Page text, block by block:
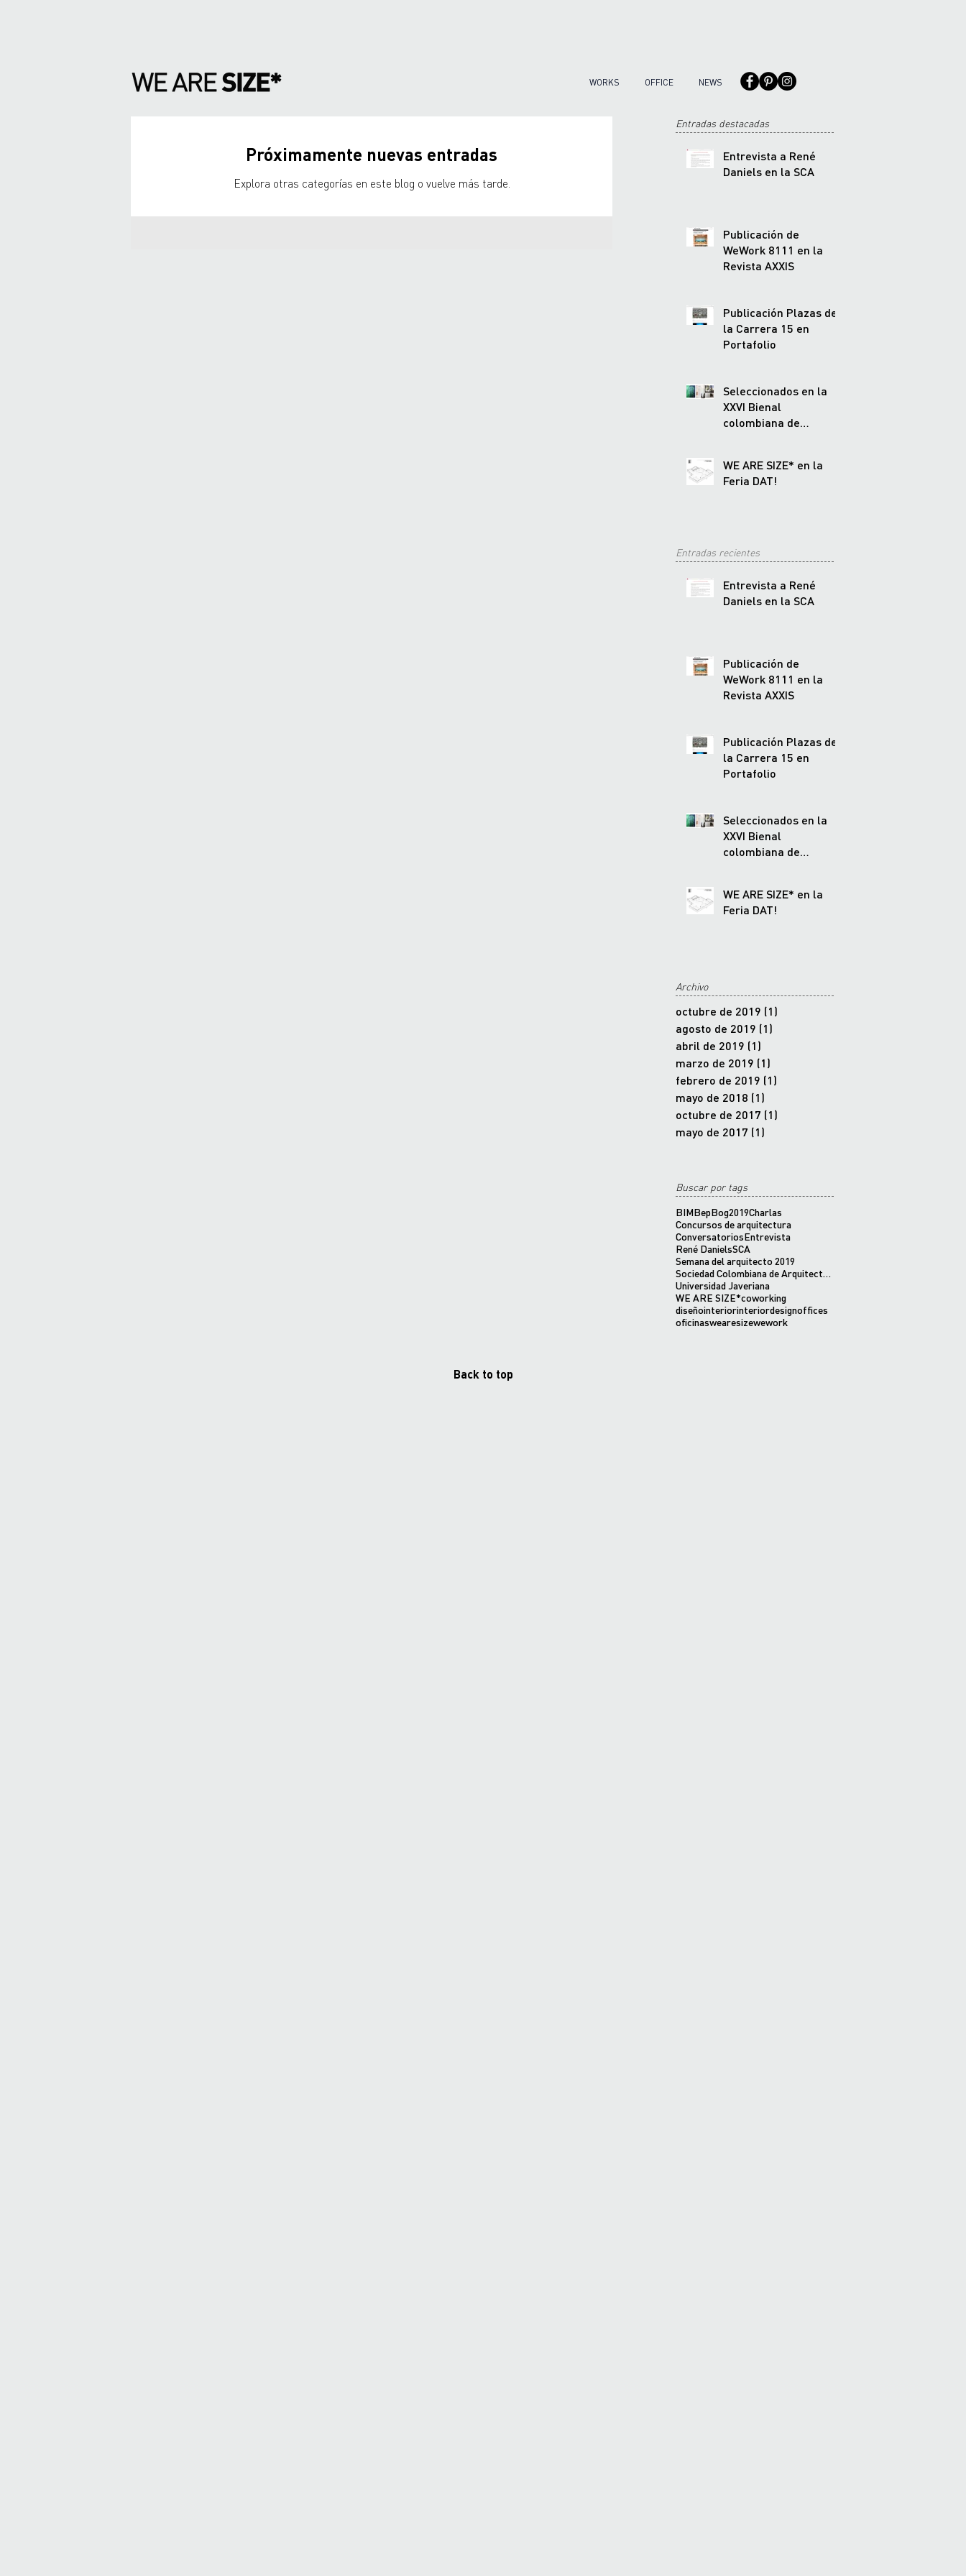
Próximamente nuevas entradas
Explora otras categorías en este blog o vuelve más tarde.
Entradas destacadas
Entrevista a René
Daniels en la SCA
Publicación de
WeWork 8111 en la
Revista AXXIS
Publicación Plazas de
la Carrera 15 en
Portafolio
Seleccionados en la
XXVI Bienal
colombiana de
WE ARE SIZE* en la
Feria DAT!
Entradas recientes
Entrevista a René
Daniels en la SCA
Publicación de
WeWork 8111 en la
Revista AXXIS
Publicación Plazas de
la Carrera 15 en
Portafolio
Seleccionados en la
XXVI Bienal
colombiana de
WE ARE SIZE* en la
Feria DAT!
Archivo
octubre de 2019 (1)
agosto de 2019 (1)
abril de 2019 (1)
marzo de 2019 (1)
febrero de 2019 (1)
mayo de 2018 (1)
octubre de 2017 (1)
mayo de 2017 (1)
Buscar por tags
BIMBepBog2019Charlas
Concursos de arquitectura
ConversatoriosEntrevista
René DanielsSCA
Semana del arquitecto 2019
Sociedad Colombiana de Arquitectos Bogotá D.C.
Universidad Javeriana
WE ARE SIZE*coworking
diseñointeriorinteriordesignoffices
oficinaswearesizewework
Back to top
WORKS OFFICE NEWS